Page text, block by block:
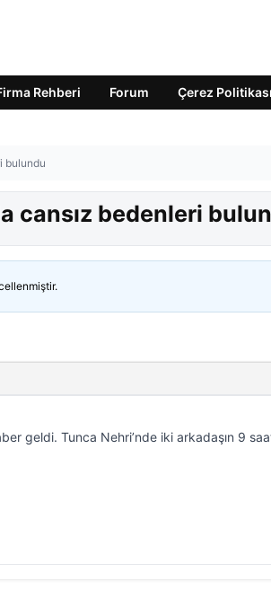
Rehberi Forum Çerez Politikası
bulundu
cansız bedenleri
geldi. Tunca Nehri’nde iki arkadaşın 9